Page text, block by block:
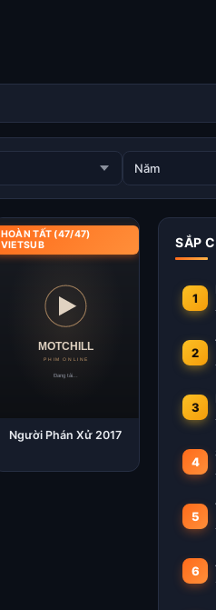
HOÀN TẤT (47/47)
VIETSUB
Người Phán Xử 2017
SẮP
1
2
3
4
5
6